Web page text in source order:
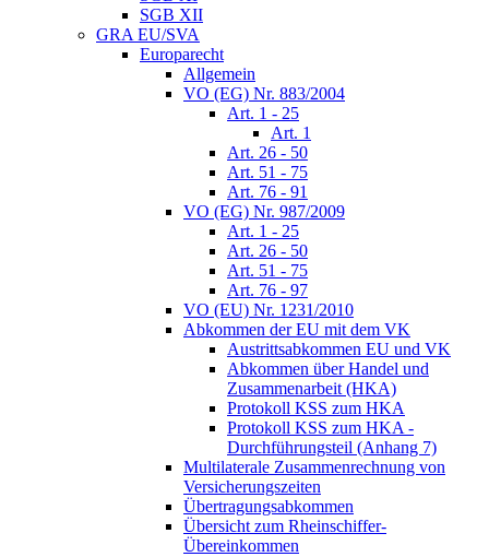
SGB XII
GRA EU/SVA
Europarecht
Allgemein
VO (EG) Nr. 883/2004
Art. 1 - 25
Art. 1
Art. 26 - 50
Art. 51 - 75
Art. 76 - 91
VO (EG) Nr. 987/2009
Art. 1 - 25
Art. 26 - 50
Art. 51 - 75
Art. 76 - 97
VO (EU) Nr. 1231/2010
Abkommen der EU mit dem VK
Austrittsabkommen EU und VK
Abkommen über Handel und
Zusammenarbeit (HKA)
Protokoll KSS zum HKA
Protokoll KSS zum HKA -
Durchführungsteil (Anhang 7)
Multilaterale Zusammenrechnung von
Versicherungszeiten
Übertragungsabkommen
Übersicht zum Rheinschiffer-
Übereinkommen